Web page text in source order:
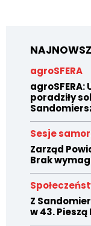
agroSFERA
poradziły
Sesje
Zarząd
Brak
Z
w 43.